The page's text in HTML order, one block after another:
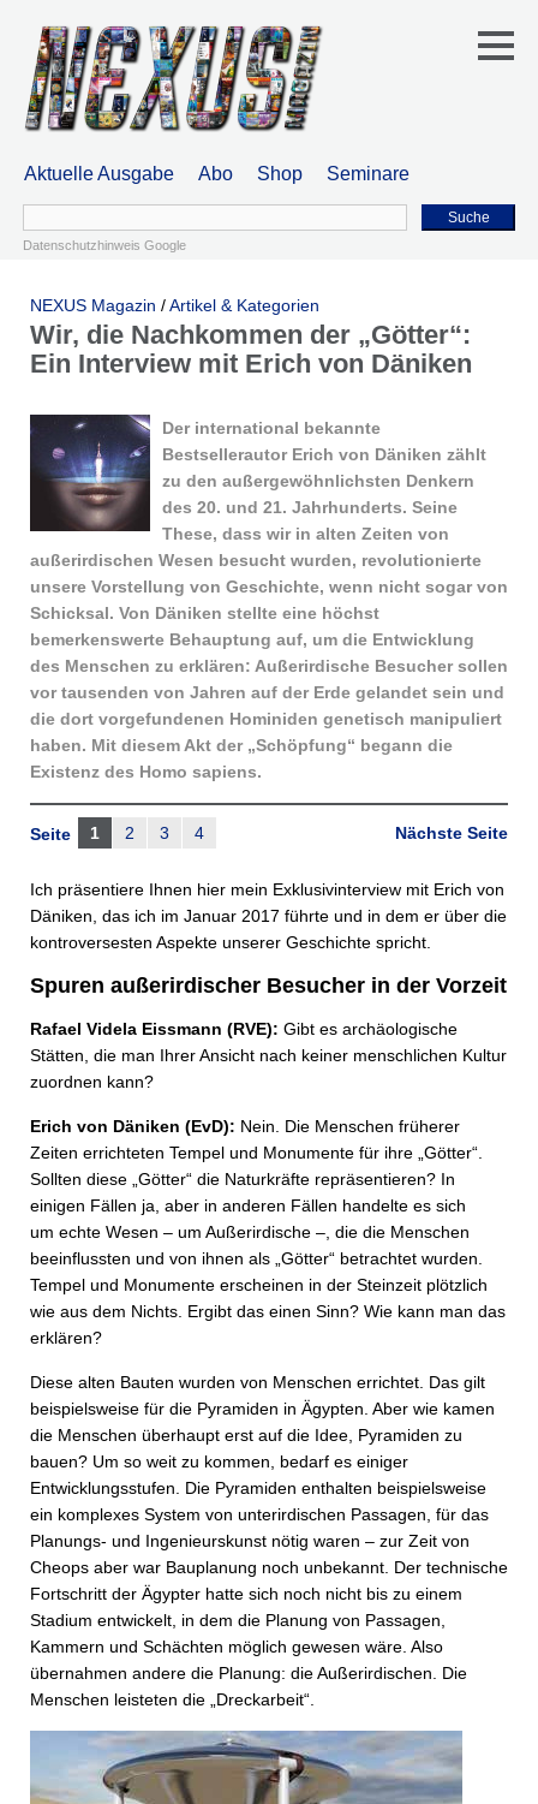
Aktuelle Ausgabe Abo Shop Seminare
Suche
Datenschutzhinweis Google
NEXUS Magazin /Artikel & Kategorien
Wir, die Nachkommen der „Götter“:
Ein Interview mit Erich von Däniken
Der international bekannte
Bestsellerautor Erich von Däniken zählt
zu den außergewöhnlichsten Denkern
des 20. und 21. Jahrhunderts. Seine
These, dass wir in alten Zeiten von
außerirdischen Wesen besucht wurden, revolutionierte
unsere Vorstellung von Geschichte, wenn nicht sogar von
Schicksal. Von Däniken stellte eine höchst
bemerkenswerte Behauptung auf, um die Entwicklung
des Menschen zu erklären: Außerirdische Besucher sollen
vor tausenden von Jahren auf der Erde gelandet sein und
die dort vorgefundenen Hominiden genetisch manipuliert
haben. Mit diesem Akt der „Schöpfung“ begann die
Existenz des Homo sapiens.
Nächste Seite
Seite 1 2 3 4
Ich präsentiere Ihnen hier mein Exklusivinterview mit Erich von
Däniken, das ich im Januar 2017 führte und in dem er über die
kontroversesten Aspekte unserer Geschichte spricht.
Spuren außerirdischer Besucher in der Vorzeit
Rafael Videla Eissmann (RVE): Gibt es archäologische
Stätten, die man Ihrer Ansicht nach keiner menschlichen Kultur
zuordnen kann?
Erich von Däniken (EvD): Nein. Die Menschen früherer
Zeiten errichteten Tempel und Monumente für ihre „Götter“.
Sollten diese „Götter“ die Naturkräfte repräsentieren? In
einigen Fällen ja, aber in anderen Fällen handelte es sich
um echte Wesen – um Außerirdische –, die die Menschen
beeinflussten und von ihnen als „Götter“ betrachtet wurden.
Tempel und Monumente erscheinen in der Steinzeit plötzlich
wie aus dem Nichts. Ergibt das einen Sinn? Wie kann man das
erklären?
Diese alten Bauten wurden von Menschen errichtet. Das gilt
beispielsweise für die Pyramiden in Ägypten. Aber wie kamen
die Menschen überhaupt erst auf die Idee, Pyramiden zu
bauen? Um so weit zu kommen, bedarf es einiger
Entwicklungsstufen. Die Pyramiden enthalten beispielsweise
ein komplexes System von unterirdischen Passagen, für das
Planungs- und Ingenieurskunst nötig waren – zur Zeit von
Cheops aber war Bauplanung noch unbekannt. Der technische
Fortschritt der Ägypter hatte sich noch nicht bis zu einem
Stadium entwickelt, in dem die Planung von Passagen,
Kammern und Schächten möglich gewesen wäre. Also
übernahmen andere die Planung: die Außerirdischen. Die
Menschen leisteten die „Dreckarbeit“.